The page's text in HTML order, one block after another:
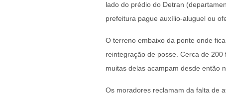
lado do prédio do Detran
prefeitura pague auxílio-aluguel ou
O terreno embaixo da ponte onde
reintegração de posse. Cerca de
muitas delas acampam desde então
Os moradores reclamam da falta de